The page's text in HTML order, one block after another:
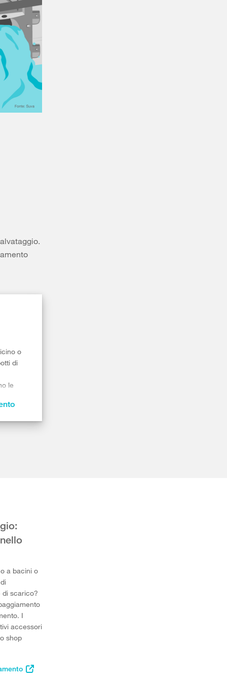
o
di
le
a bacini o
di scarico?
I
accessori
shop